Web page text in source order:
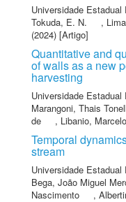
Universidade
Tokuda, E. N.
,
(2024) [Artigo]
Quantitative and
of walls as a new
harvesting
Universidade
Marangoni, Thais
de
, Libanio, Marcelo
Temporal
stream
Universidade
Bega, João Miguel
Nascimento
,